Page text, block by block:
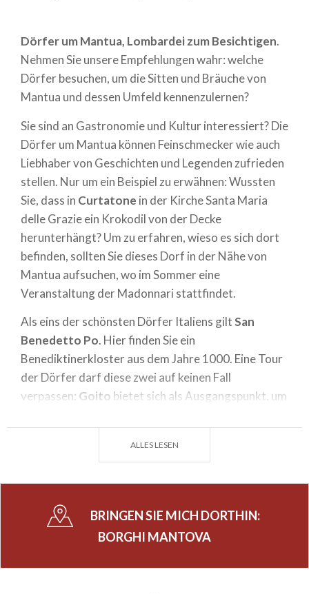
Dörfer um Mantua, Lombardei zum Besichtigen.
Nehmen Sie unsere Empfehlungen wahr: welche
Dörfer besuchen, um die Sitten und Bräuche von
Mantua und dessen Umfeld kennenzulernen?
Sie sind an Gastronomie und Kultur interessiert? Die
Dörfer um Mantua können Feinschmecker wie auch
Liebhaber von Geschichten und Legenden zufrieden
stellen. Nur um ein Beispiel zu erwähnen: Wussten
Sie, dass in Curtatone in der Kirche Santa Maria
delle Grazie ein Krokodil von der Decke
herunterhängt? Um zu erfahren, wieso es sich dort
befinden, sollten Sie dieses Dorf in der Nähe von
Mantua aufsuchen, wo im Sommer eine
Veranstaltung der Madonnari stattfindet.
Als eins der schönsten Dörfer Italiens giltSan
Benedetto Po. Hier finden Sie ein
Benediktinerkloster aus dem Jahre 1000. Eine Tour
der Dörfer darf diese zwei auf keinen Fall
verpassen: Goito bietet sich als Ausgangspunkt, um
Naturschutzgebiet liegt, zu dem auch das Unesco-
Alle Dörfer weisen einmalige Eigenschaften auf, alle
geben Ihnen die Möglichkeit eigene typisce Gerichte
Kürbistortelli.
ALLES LESEN
BRINGEN SIE MICH DORTHIN:
BORGHI MANTOVA